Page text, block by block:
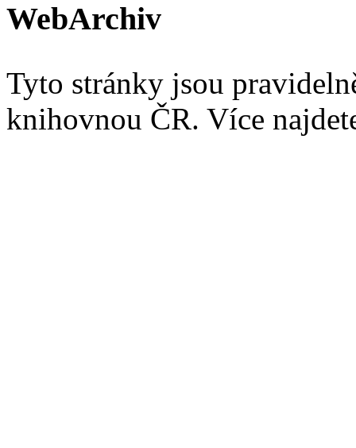
WebArchiv
Tyto stránky jsou
knihovnou ČR. Více